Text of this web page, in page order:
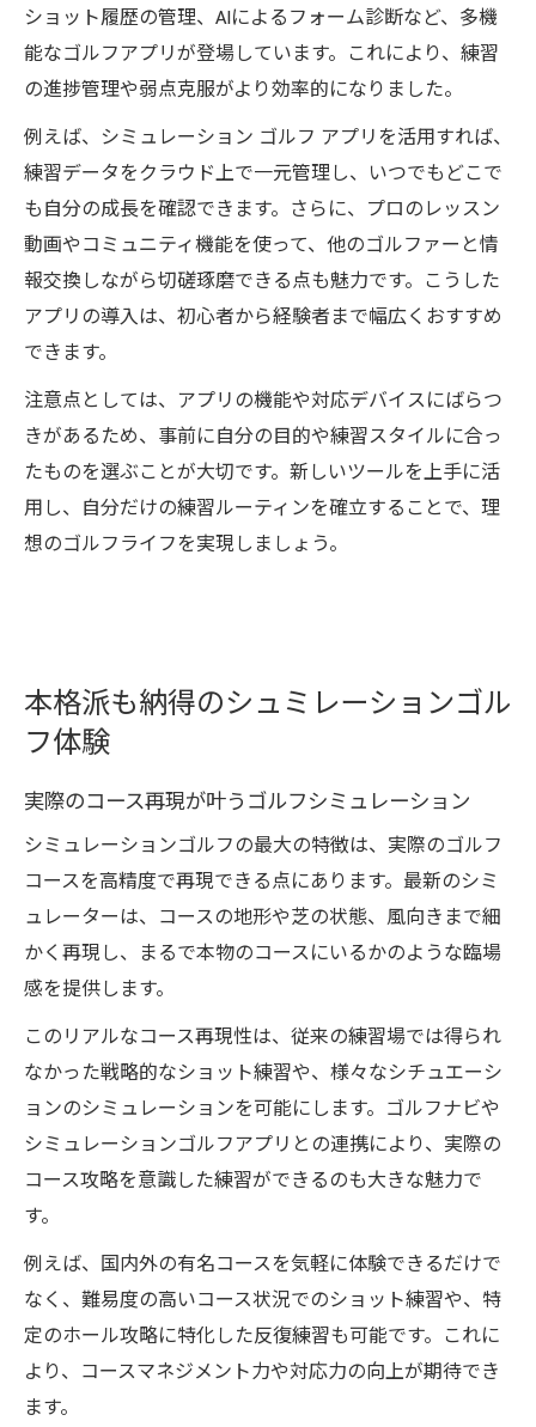
ショット履歴の管理、AIによるフォーム診断など、多機
能なゴルフアプリが登場しています。これにより、練習
の進捗管理や弱点克服がより効率的になりました。
例えば、シミュレーション ゴルフ アプリを活用すれば、
練習データをクラウド上で一元管理し、いつでもどこで
も自分の成長を確認できます。さらに、プロのレッスン
動画やコミュニティ機能を使って、他のゴルファーと情
報交換しながら切磋琢磨できる点も魅力です。こうした
アプリの導入は、初心者から経験者まで幅広くおすすめ
できます。
注意点としては、アプリの機能や対応デバイスにばらつ
きがあるため、事前に自分の目的や練習スタイルに合っ
たものを選ぶことが大切です。新しいツールを上手に活
用し、自分だけの練習ルーティンを確立することで、理
想のゴルフライフを実現しましょう。
本格派も納得のシュミレーションゴル
フ体験
実際のコース再現が叶うゴルフシミュレーション
シミュレーションゴルフの最大の特徴は、実際のゴルフ
コースを高精度で再現できる点にあります。最新のシミ
ュレーターは、コースの地形や芝の状態、風向きまで細
かく再現し、まるで本物のコースにいるかのような臨場
感を提供します。
このリアルなコース再現性は、従来の練習場では得られ
なかった戦略的なショット練習や、様々なシチュエーシ
ョンのシミュレーションを可能にします。ゴルフナビや
シミュレーションゴルフアプリとの連携により、実際の
コース攻略を意識した練習ができるのも大きな魅力で
す。
例えば、国内外の有名コースを気軽に体験できるだけで
なく、難易度の高いコース状況でのショット練習や、特
定のホール攻略に特化した反復練習も可能です。これに
より、コースマネジメント力や対応力の向上が期待でき
ます。